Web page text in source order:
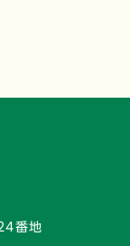
番地